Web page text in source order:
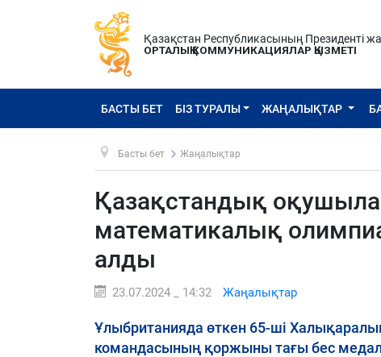
Қазақстан Республикасының Президенті
ОРТАЛЫҚ КОММУНИКАЦИЯЛАР ҚЫЗМЕТІ
БАСТЫ БЕТ БІЗ ТУРАЛЫ ЖАҢАЛЫҚТАР
Басты бет Жаңалықтар
Қазақстандық
математикалық
алды
23.07.2024 _ 14:32 Жаңалықтар
Ұлыбританияда өткен 65-ші
командасының қоржыны тағы бес